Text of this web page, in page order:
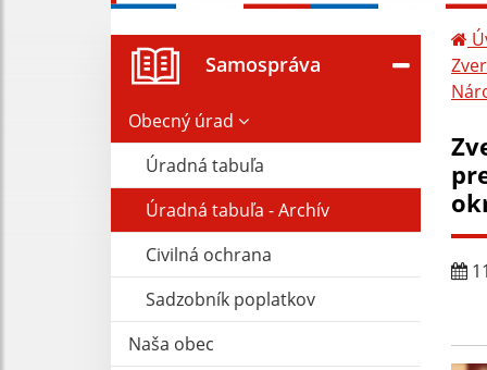
Samospráva
Obecný úrad
Úradná tabuľa
Úradná tabuľa - Archív
Civilná ochrana
Sadzobník poplatkov
Naša obec